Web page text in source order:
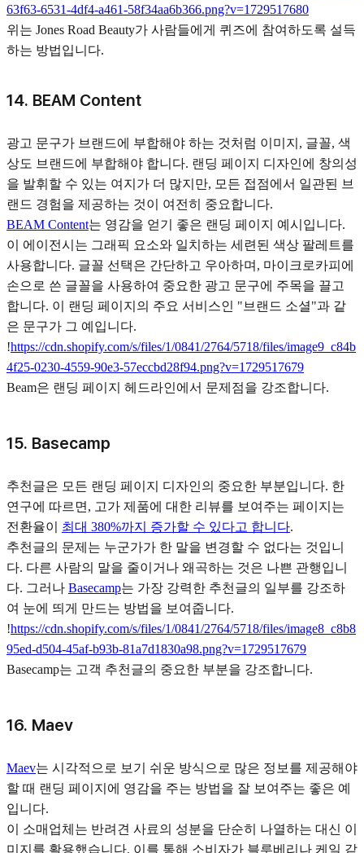
63f63-6531-4df4-a461-58f34aa6b366.png?v=1729517680
위는 Jones Road Beauty가 사람들에게 퀴즈에 참여하도록 설득
하는 방법입니다.
14. BEAM Content
광고 문구가 브랜드에 부합해야 하는 것처럼 이미지, 글꼴, 색
상도 브랜드에 부합해야 합니다. 랜딩 페이지 디자인에 창의성
을 발휘할 수 있는 여지가 더 많지만, 모든 접점에서 일관된 브
랜드 경험을 제공하는 것이 여전히 중요합니다.
BEAM Content는 영감을 얻기 좋은 랜딩 페이지 예시입니다.
이 에이전시는 그래픽 요소와 일치하는 세련된 색상 팔레트를
사용합니다. 글꼴 선택은 간단하고 우아하며, 마이크로카피에
손으로 쓴 글꼴을 사용하여 중요한 광고 문구에 주목을 끌고
합니다. 이 랜딩 페이지의 주요 서비스인 "브랜드 소셜"과 같
은 문구가 그 예입니다.
!https://cdn.shopify.com/s/files/1/0841/2764/5718/files/image9_c84b
4f25-0230-4559-90e3-57eccbd28f94.png?v=1729517679
Beam은 랜딩 페이지 헤드라인에서 문제점을 강조합니다.
15. Basecamp
추천글은 모든 랜딩 페이지 디자인의 중요한 부분입니다. 한
연구에 따르면, 고가 제품에 대한 리뷰를 보여주는 페이지는
전환율이 최대 380%까지 증가할 수 있다고 합니다.
추천글의 문제는 누군가가 한 말을 변경할 수 없다는 것입니
다. 다른 사람의 말을 줄이거나 왜곡하는 것은 나쁜 관행입니
다. 그러나 Basecamp는 가장 강력한 추천글의 일부를 강조하
여 눈에 띄게 만드는 방법을 보여줍니다.
!https://cdn.shopify.com/s/files/1/0841/2764/5718/files/image8_c8b8
95ed-d504-45af-b93b-81a7d1830a98.png?v=1729517679
Basecamp는 고객 추천글의 중요한 부분을 강조합니다.
16. Maev
Maev는 시각적으로 보기 쉬운 방식으로 많은 정보를 제공해야
할 때 랜딩 페이지에 영감을 주는 방법을 잘 보여주는 좋은 예
입니다.
이 소매업체는 반려견 사료의 성분을 단순히 나열하는 대신 이
미지를 활용했습니다. 이를 통해 소비자가 블루베리나 케일 같